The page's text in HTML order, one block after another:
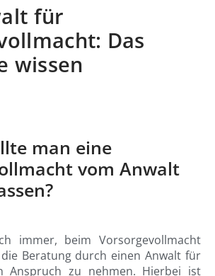
für
Das
wissen
man eine
vom Anwalt
immer, beim Vorsorgevollmacht
Beratung durch einen Anwalt für
Anspruch zu nehmen. Hierbei ist